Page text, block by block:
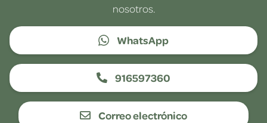
nosotros.
WhatsApp
916597360
Correo electrónico